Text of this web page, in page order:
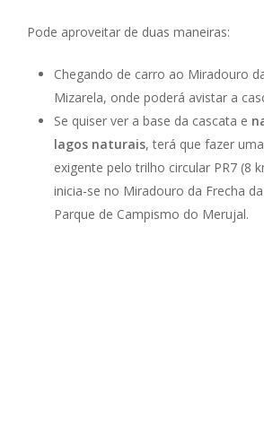
Pode aproveitar de duas maneiras:
Chegando de carro ao Miradouro
Mizarela, onde poderá avistar a
Se quiser ver a base da cascata e
lagos naturais, terá que fazer
exigente pelo trilho circular PR7 (8
inicia-se no Miradouro da Frecha
Parque de Campismo do Merujal.